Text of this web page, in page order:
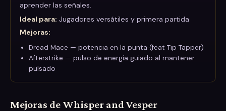
aprender las señales.
Ideal para: Jugadores versátiles y primera partida
Mejoras:
Dread Mace — potencia en la punta (feat Tip Tapper)
Afterstrike — pulso de energía guiado al mantener
pulsado
Mejoras de Whisper and Vesper